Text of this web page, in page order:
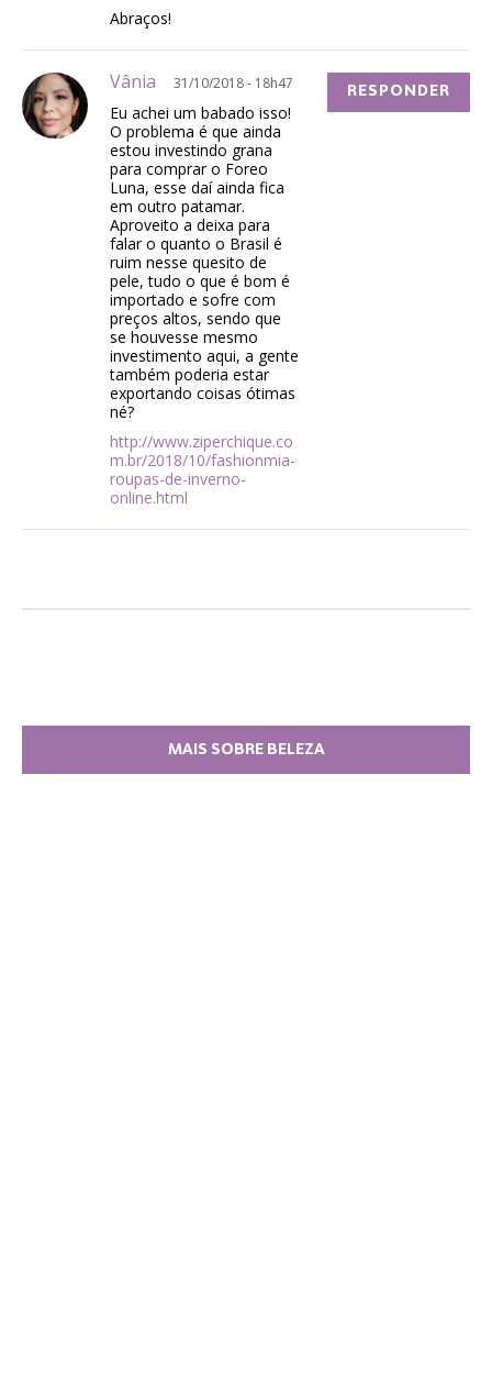
Abraços!
Vânia 31/10/2018 - 18h47
Eu achei um babado isso!
O problema é que ainda
estou investindo grana
para comprar o Foreo
Luna, esse daí ainda fica
em outro patamar.
Aproveito a deixa para
falar o quanto o Brasil é
ruim nesse quesito de
pele, tudo o que é bom é
importado e sofre com
preços altos, sendo que
se houvesse mesmo
investimento aqui, a gente
também poderia estar
exportando coisas ótimas
né?
http://www.ziperchique.co
m.br/2018/10/fashionmia-
roupas-de-inverno-
online.html
RESPONDER
MAIS SOBRE BELEZA